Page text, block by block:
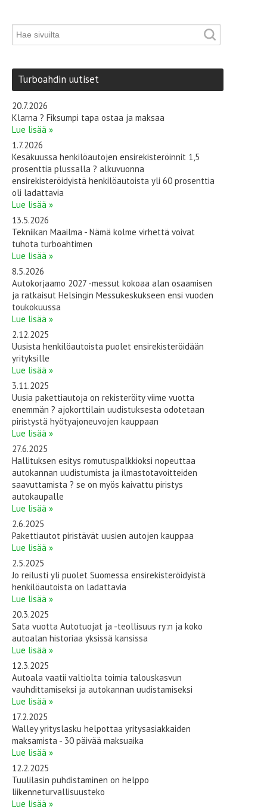
Turboahdin uutiset
20.7.2026
Klarna ? Fiksumpi tapa ostaa ja maksaa
Lue lisää »
1.7.2026
Kesäkuussa henkilöautojen ensirekisteröinnit 1,5
prosenttia plussalla ? alkuvuonna
ensirekisteröidyistä henkilöautoista yli 60 prosenttia
oli ladattavia
Lue lisää »
13.5.2026
Tekniikan Maailma - Nämä kolme virhettä voivat
tuhota turboahtimen
Lue lisää »
8.5.2026
Autokorjaamo 2027 -messut kokoaa alan osaamisen
ja ratkaisut Helsingin Messukeskukseen ensi vuoden
toukokuussa
Lue lisää »
2.12.2025
Uusista henkilöautoista puolet ensirekisteröidään
yrityksille
Lue lisää »
3.11.2025
Uusia pakettiautoja on rekisteröity viime vuotta
enemmän ? ajokorttilain uudistuksesta odotetaan
piristystä hyötyajoneuvojen kauppaan
Lue lisää »
27.6.2025
Hallituksen esitys romutuspalkkioksi nopeuttaa
autokannan uudistumista ja ilmastotavoitteiden
saavuttamista ? se on myös kaivattu piristys
autokaupalle
Lue lisää »
2.6.2025
Pakettiautot piristävät uusien autojen kauppaa
Lue lisää »
2.5.2025
Jo reilusti yli puolet Suomessa ensirekisteröidyistä
henkilöautoista on ladattavia
Lue lisää »
20.3.2025
Sata vuotta Autotuojat ja -teollisuus ry:n ja koko
autoalan historiaa yksissä kansissa
Lue lisää »
12.3.2025
Autoala vaatii valtiolta toimia talouskasvun
vauhdittamiseksi ja autokannan uudistamiseksi
Lue lisää »
17.2.2025
Walley yrityslasku helpottaa yritysasiakkaiden
maksamista - 30 päivää maksuaika
Lue lisää »
12.2.2025
Tuulilasin puhdistaminen on helppo
liikenneturvallisuusteko
Lue lisää »